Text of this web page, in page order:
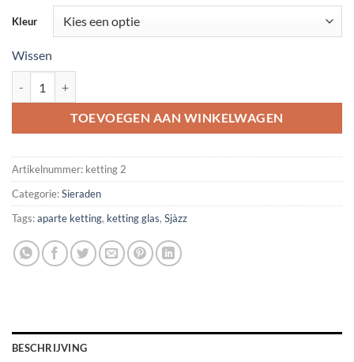
Kleur
Wissen
TOEVOEGEN AAN WINKELWAGEN
Artikelnummer: ketting 2
Categorie:Sieraden
Tags:aparte ketting, ketting glas, Sjàzz
BESCHRIJVING